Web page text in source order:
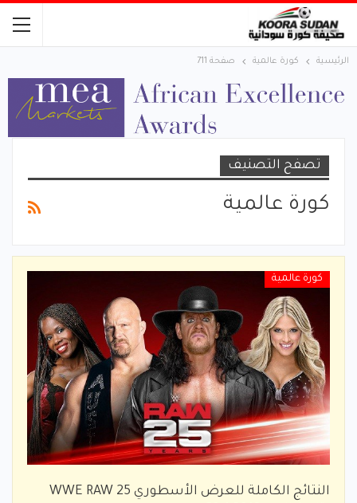
الرئيسية كورة عالمية صفحة 711
تصفح التصنيف
كورة عالمية
كورة عالمية
النتائج الكاملة للعرض الأسطوري WWE RAW 25